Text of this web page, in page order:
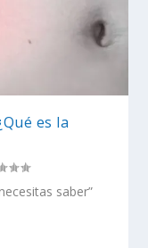
es la
saber”